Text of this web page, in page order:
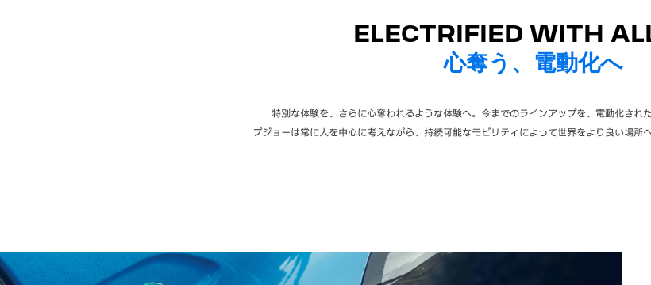
ELECTRIFIED WITH
心奪う、電動化へ
特別な体験を、さらに心奪われるような体験へ。今までのラインアップを、電動化され
プジョーは常に人を中心に考えながら、持続可能なモビリティによって世界をより良い場所